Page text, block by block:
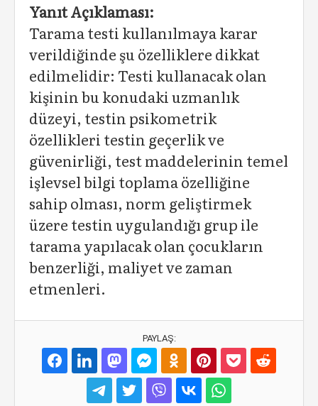
Yanıt Açıklaması:
Tarama testi kullanılmaya karar
verildiğinde şu özelliklere dikkat
edilmelidir: Testi kullanacak olan
kişinin bu konudaki uzmanlık
düzeyi, testin psikometrik
özellikleri testin geçerlik ve
güvenirliği, test maddelerinin temel
işlevsel bilgi toplama özelliğine
sahip olması, norm geliştirmek
üzere testin uygulandığı grup ile
tarama yapılacak olan çocukların
benzerliği, maliyet ve zaman
etmenleri.
PAYLAŞ: